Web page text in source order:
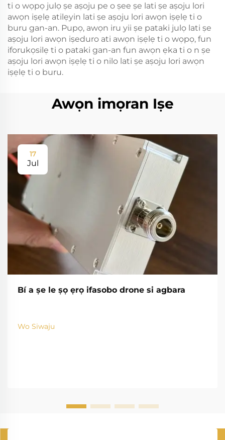
ti o wọpọ julọ ṣe aṣoju pe o ṣee ṣe lati ṣe aṣoju lori
awọn iṣẹlẹ atilẹyin lati ṣe aṣoju lori awọn iṣẹlẹ ti o
buru gan-an. Pupọ, awọn iru yii ṣe pataki julọ lati ṣe
aṣoju lori awọn iṣeduro ati awọn iṣẹlẹ ti o wọpọ, fun
iforukọsilẹ ti o pataki gan-an fun awọn ẹka ti o n ṣe
aṣoju lori awọn iṣẹlẹ ti o nilo lati ṣe aṣoju lori awọn
iṣẹlẹ ti o buru.
Awọn imọran Iṣe
17
Jul
Bí a ṣe le ṣọ ẹrọ ifasobo drone si agbara
Wo Siwaju